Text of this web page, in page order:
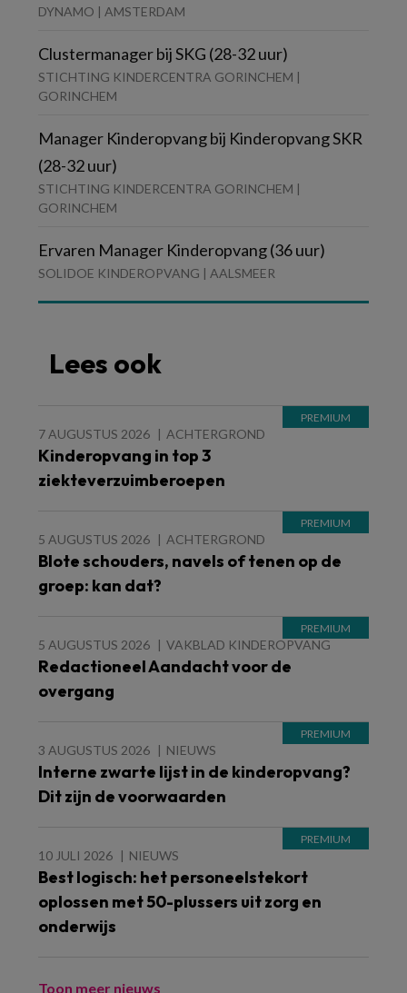
DYNAMO | AMSTERDAM
Clustermanager bij SKG (28-32 uur)
STICHTING KINDERCENTRA GORINCHEM |
GORINCHEM
Manager Kinderopvang bij Kinderopvang SKR
(28-32 uur)
STICHTING KINDERCENTRA GORINCHEM |
GORINCHEM
Ervaren Manager Kinderopvang (36 uur)
SOLIDOE KINDEROPVANG | AALSMEER
Lees ook
7 AUGUSTUS 2026 ACHTERGROND
Kinderopvang in top 3
ziekteverzuimberoepen
5 AUGUSTUS 2026 ACHTERGROND
Blote schouders, navels of tenen op de
groep: kan dat?
5 AUGUSTUS 2026 VAKBLAD KINDEROPVANG
Redactioneel Aandacht voor de
overgang
3 AUGUSTUS 2026 NIEUWS
Interne zwarte lijst in de kinderopvang?
Dit zijn de voorwaarden
10 JULI 2026 NIEUWS
Best logisch: het personeelstekort
oplossen met 50-plussers uit zorg en
onderwijs
Toon meer nieuws